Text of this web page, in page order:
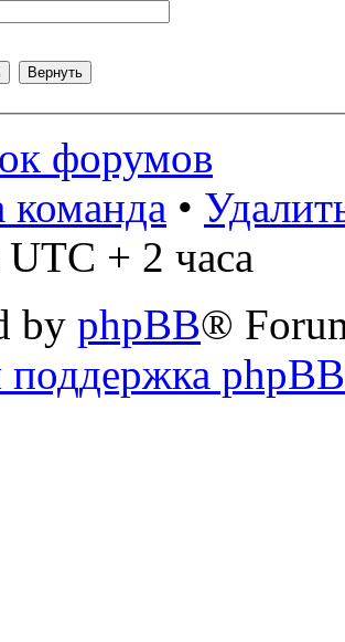
форумов
•
UTC + 2 часа
by phpBB®
поддержка phpBB